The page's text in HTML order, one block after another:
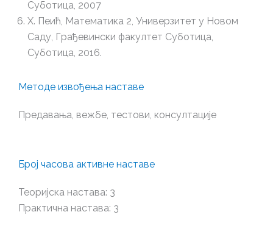
Суботица, 2007
Х. Пеић, Математика 2, Универзитет у Новом
Саду, Грађевински факултет Суботица,
Суботица, 2016.
Методе извођења наставе
Предавања, вежбе, тестови, консултације
Број часова активне наставе
Теоријска настава: 3
Практична настава: 3